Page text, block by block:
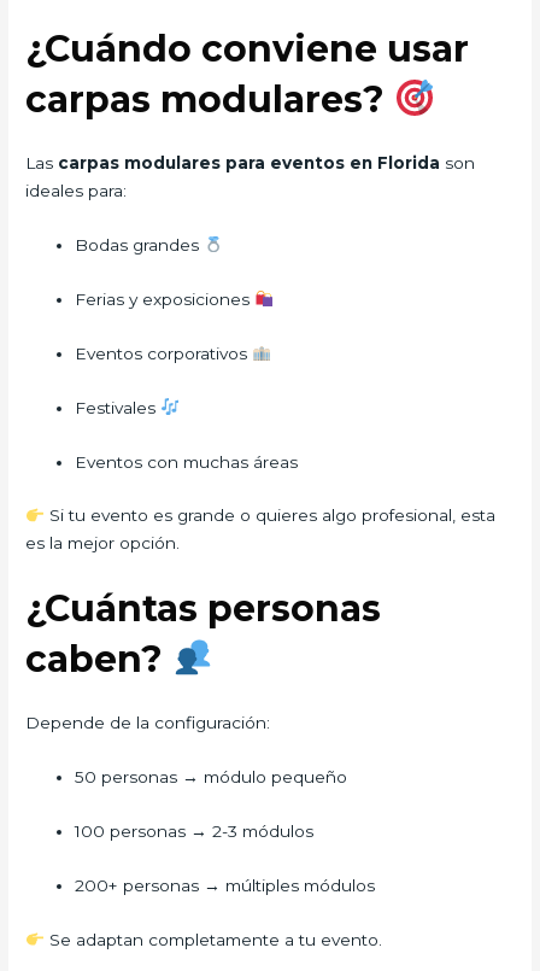
¿Cuándo conviene usar
carpas modulares?
Las carpas modulares para eventos en Florida son
ideales para:
Bodas grandes
Ferias y exposiciones
Eventos corporativos
Festivales
Eventos con muchas áreas
Si tu evento es grande o quieres algo profesional, esta
es la mejor opción.
¿Cuántas personas
caben?
Depende de la configuración:
50 personas → módulo pequeño
100 personas → 2-3 módulos
200+ personas → múltiples módulos
Se adaptan completamente a tu evento.